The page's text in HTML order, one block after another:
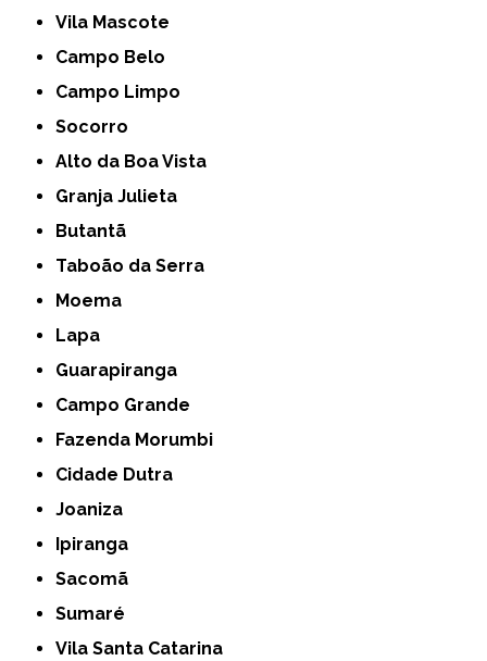
Vila Mascote
Campo Belo
Campo Limpo
Socorro
Alto da Boa Vista
Granja Julieta
Butantã
Taboão da Serra
Moema
Lapa
Guarapiranga
Campo Grande
Fazenda Morumbi
Cidade Dutra
Joaniza
Ipiranga
Sacomã
Sumaré
Vila Santa Catarina